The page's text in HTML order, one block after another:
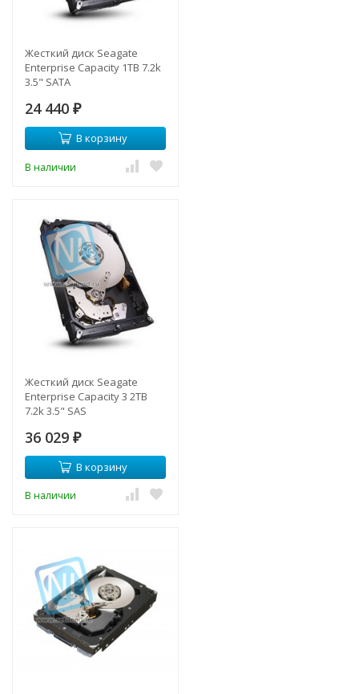
Жесткий диск Seagate
Enterprise Capacity 1TB 7.2k
3.5" SATA
24 440 ₽
В корзину
В наличии
Жесткий диск Seagate
Enterprise Capacity 3 2TB
7.2k 3.5" SAS
36 029 ₽
В корзину
В наличии